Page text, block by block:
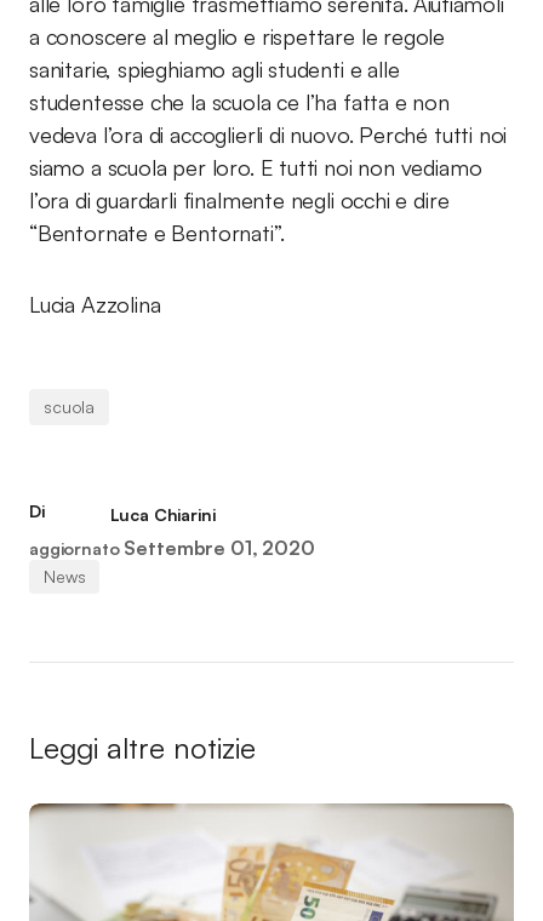
a conoscere al meglio e rispettare le regole
sanitarie, spieghiamo agli studenti e alle
studentesse che la scuola ce l’ha fatta e non
vedeva l’ora di accoglierli di nuovo. Perché tutti noi
siamo a scuola per loro. E tutti noi non vediamo
l’ora di guardarli finalmente negli occhi e dire
“Bentornate e Bentornati”.
Lucia Azzolina
scuola
Di
Luca Chiarini
aggiornato Settembre 01, 2020
News
Leggi altre notizie